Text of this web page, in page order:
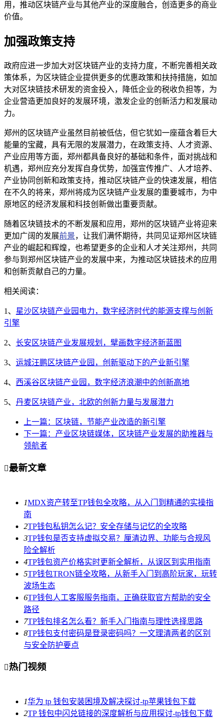
用，推动区块链产业与其他产业的深度融合，创造更多的商业
价值。
加强政策支持
政府应进一步加大对区块链产业的支持力度，不断完善相关政
策体系，为区块链企业提供更多的优惠政策和扶持措施，如加
大对区块链技术研发的资金投入，降低企业的税收负担等，为
企业营造更加良好的发展环境，激发企业的创新活力和发展动
力。
郑州的区块链产业虽然目前被低估，但它犹如一座蕴含着巨大
能量的宝藏，具有无限的发展潜力，在政策支持、人才资源、
产业应用等方面，郑州都具备良好的基础和条件，面对挑战和
机遇，郑州应充分发挥自身优势，加强宣传推广、人才培养、
产业协同创新和政策支持，推动区块链产业的快速发展，相信
在不久的将来，郑州将成为区块链产业发展的重要城市，为中
原地区的经济发展和科技创新做出重要贡献。
随着区块链技术的不断发展和应用，郑州的区块链产业将迎来
更加广阔的发展前景，让我们满怀期待，共同见证郑州区块链
产业的崛起和辉煌，也希望更多的企业和人才关注郑州，共同
参与到郑州区块链产业的发展中来，为推动区块链技术的应用
和创新贡献自己的力量。
相关阅读：
1、 星沙区块链产业园电力，数字经济时代的能源支撑与创新
引擎
2、 长安区块链产业发展规划，擘画数字经济新蓝图
3、 运城汪鹏区块链产业园，创新驱动下的产业新引擎
4、 西溪谷区块链产业园，数字经济浪潮中的创新高地
5、 丹麦区块链产业，北欧的创新力量与发展潜力
上一篇：区块链，节能产业改造的新引擎
下一篇：产业区块链媒体，区块链产业发展的助推器与
领航者
最新文章
1MDX资产转至TP钱包全攻略，从入门到精通的实操指
南
2TP钱包私钥怎么记？安全存储与记忆的全攻略
3TP钱包是否支持虚拟交易？厘清边界、功能与合规风
险全解析
4TP钱包资产价格实时更新全解析，从误区到实用指南
5TP钱包TRON链全攻略，从新手入门到高阶玩家，玩转
波场生态
6TP钱包人工客服服务指南，正确获取官方帮助的安全
路径
7TP钱包排名怎么看？新手入门指南与理性选择思路
8TP钱包支付密码是登录密码吗？一文理清两者的区别
与安全防护要点
热门视频
1华为 tp 钱包安装困境及解决探讨-tp苹果钱包下载
2TP 钱包中闪兑链接的深度解析与应用探讨-tp钱包下载